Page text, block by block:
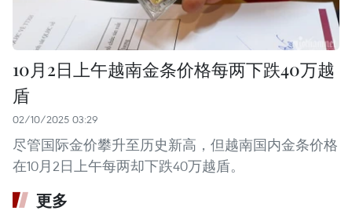
10月2日上午越南金条价格每两下跌40万越
盾
02/10/2025 03:29
尽管国际金价攀升至历史新高，但越南国内金条价格
在10月2日上午每两却下跌40万越盾。
更多